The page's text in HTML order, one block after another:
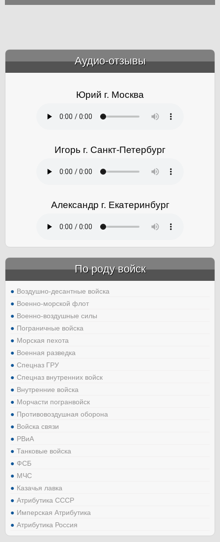
Аудио-отзывы
Юрий г. Москва
Игорь г. Санкт-Петербург
Александр г. Екатеринбург
По роду войск
Воздушно-десантные войска
Военно-морской флот
Военно-воздушные силы
Пограничные войска
Морская пехота
Военная разведка
Спецназ ГРУ
Спецназ внутренних войск
Внутренние войска
Морчасти погранвойск
Противовоздушная оборона
Войска связи
РВиА
Танковые войска
ФСБ
МЧС
Казачья лавка
Атрибутика СССР
Имперская Атрибутика
Атрибутика Россия